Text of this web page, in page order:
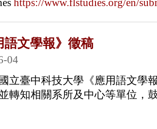
https://www.flstudies.org/en/
語文學報》徵稿
04
立臺中科技大學《應用語文學
轉知相關系所及中心等單位，